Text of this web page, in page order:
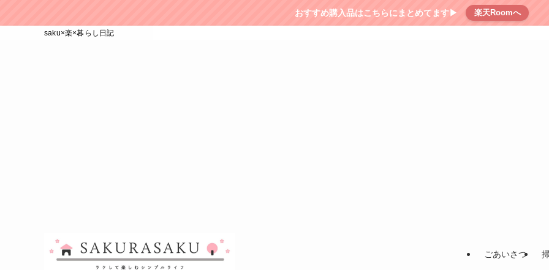
おすすめ購入品はこちらにまとめてます▶︎ 楽天Roomへ
saku×楽×暮らし日記
ごあいさつ